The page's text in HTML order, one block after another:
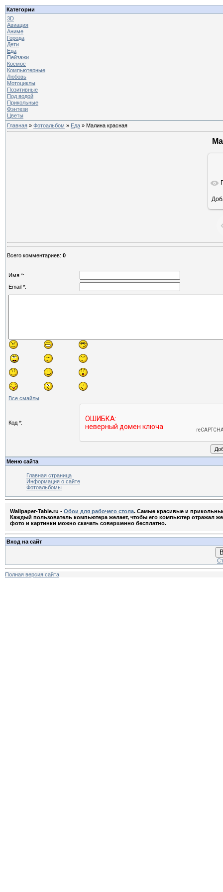
Категории
3D
Авиация
Аниме
Города
Дети
Еда
Пейзажи
Космос
Компьютерные
Любовь
Мотоциклы
Позитивные
Под водой
Прикольные
Фэнтези
Цветы
Главная » Фотоальбом » Еда » Малина красная
Всего комментариев: 0
Имя *:
Email *:
Все смайлы
Код *:
Меню сайта
Главная страница
Информация о сайте
Фотоальбомы
Wallpaper-Table.ru - Обои для рабочего стола. Самые красивые и
Каждый пользователь компьютера желает, чтобы его компьютер отражал
фото и картинки можно скачать совершенно бесплатно.
Вход на сайт
Полная версия сайта